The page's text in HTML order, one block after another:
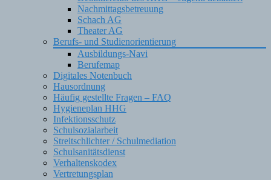
Nachmittagsbetreuung
Schach AG
Theater AG
Berufs- und Studienorientierung
Ausbildungs-Navi
Berufemap
Digitales Notenbuch
Hausordnung
Häufig gestellte Fragen – FAQ
Hygieneplan HHG
Infektionsschutz
Schulsozialarbeit
Streitschlichter / Schulmediation
Schulsanitätsdienst
Verhaltenskodex
Vertretungsplan